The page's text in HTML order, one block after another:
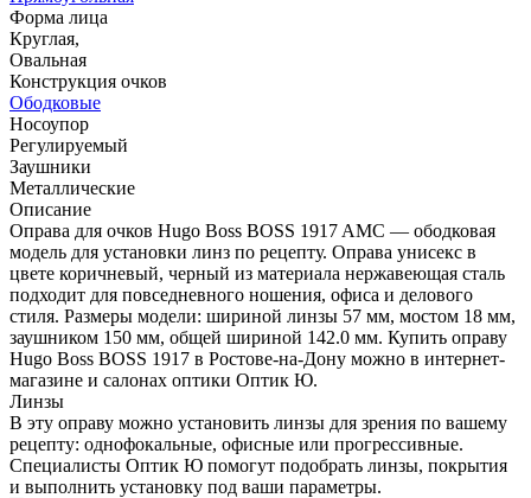
Форма лица
Круглая,
Овальная
Конструкция очков
Ободковые
Носоупор
Регулируемый
Заушники
Металлические
Описание
Оправа для очков Hugo Boss BOSS 1917 AMC — ободковая
модель для установки линз по рецепту. Оправа унисекс в
цвете коричневый, черный из материала нержавеющая сталь
подходит для повседневного ношения, офиса и делового
стиля. Размеры модели: шириной линзы 57 мм, мостом 18 мм,
заушником 150 мм, общей шириной 142.0 мм. Купить оправу
Hugo Boss BOSS 1917 в Ростове-на-Дону можно в интернет-
магазине и салонах оптики Оптик Ю.
Линзы
В эту оправу можно установить линзы для зрения по вашему
рецепту: однофокальные, офисные или прогрессивные.
Специалисты Оптик Ю помогут подобрать линзы, покрытия
и выполнить установку под ваши параметры.